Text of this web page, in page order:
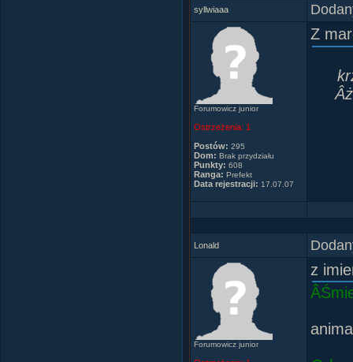
syllwiaaa
Forumowicz junior
Ostrzeżenia: 1
Postów: 295
Dom: Brak przydziału
Punkty: 608
Ranga: Prefekt
Data rejestracji: 17.07.07
Z
Lonald
Forumowicz junior
z